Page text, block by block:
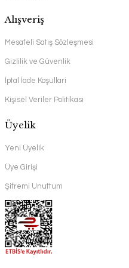
Alışveriş
Mesafeli Satış Sözleşmesi
Gizlilik ve Güvenlik
İptal İade Koşullari
Kişisel Veriler Politikası
Üyelik
Yeni Üyelik
Üye Girişi
Şifremi Unuttum